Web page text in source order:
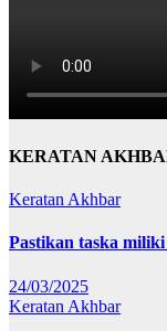
KERATAN
Keratan Akhbar
Pastikan taska miliki
24/03/2025
Keratan Akhbar